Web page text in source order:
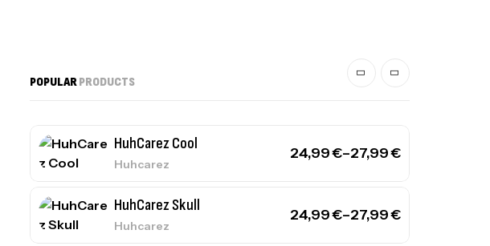
POPULARPRODUCTS
HuhCarez Cool
Huhcarez
24,99€–27,99€
HuhCarez Skull
Huhcarez
24,99€–27,99€